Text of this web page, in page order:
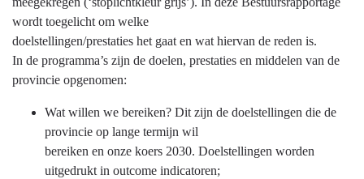
wordt toegelicht om welke
doelstellingen/prestaties het gaat en wat hiervan de reden is.
In de programma’s zijn de doelen, prestaties en middelen van de
provincie opgenomen:
Wat willen we bereiken? Dit zijn de doelstellingen die de
provincie op lange termijn wil
bereiken en onze koers 2030. Doelstellingen worden
uitgedrukt in outcome indicatoren;